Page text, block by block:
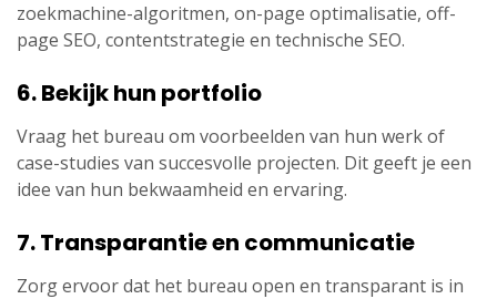
zoekmachine-algoritmen, on-page optimalisatie, off-
page SEO, contentstrategie en technische SEO.
6. Bekijk hun portfolio
Vraag het bureau om voorbeelden van hun werk of
case-studies van succesvolle projecten. Dit geeft je een
idee van hun bekwaamheid en ervaring.
7. Transparantie en communicatie
Zorg ervoor dat het bureau open en transparant is in